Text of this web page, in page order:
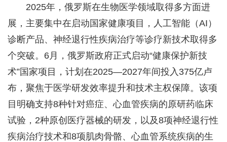
2025年，俄罗斯在生物医学领域取得多方面进
展，主要集中在启动国家健康项目，人工智能（AI）
诊断产品、神经退行性疾病治疗等诊疗新技术取得多
个突破。 6月，俄罗斯政府正式启动“健康保护新技
术”国家项目，计划在2025—2027年间投入375亿卢
布，聚焦于医学研发效率提升和技术主权保障。该项
目明确支持8种针对癌症、心血管疾病的原研药临床
试验，2种原创医疗器械的研发，以及8项神经退行性
疾病治疗技术和8项肌肉骨骼、心血管系统疾病的生